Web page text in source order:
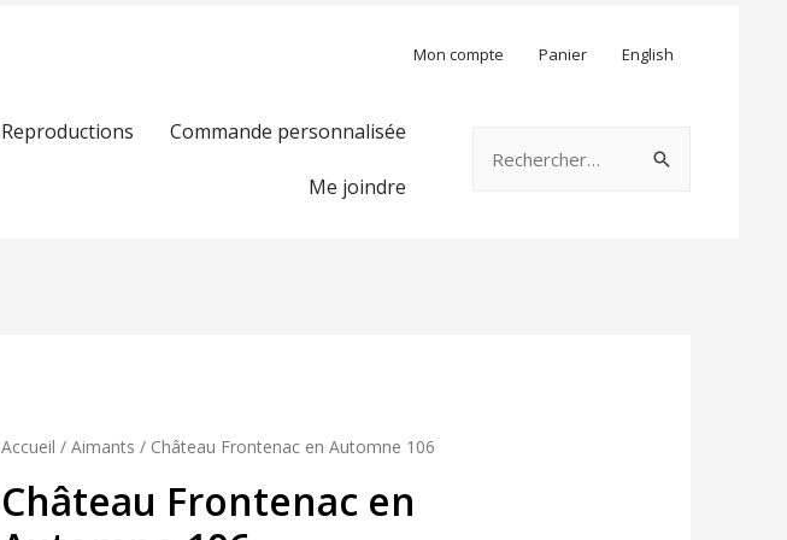
Mon compte Panier English
Reproductions Commande personnalisée
Me joindre
Accueil / Aimants / Château Frontenac en Automne 106
Château Frontenac en